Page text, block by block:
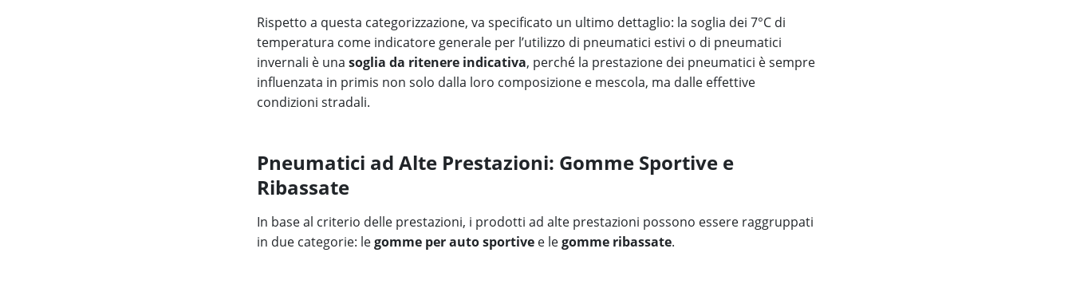
Rispetto a questa categorizzazione, va specificato un ultimo dettaglio: la soglia dei 7°C di
temperatura come indicatore generale per l’utilizzo di pneumatici estivi o di pneumatici
invernali è una soglia da ritenere indicativa, perché la prestazione dei pneumatici è sempre
influenzata in primis non solo dalla loro composizione e mescola, ma dalle effettive
condizioni stradali.
Pneumatici ad Alte Prestazioni: Gomme Sportive e
Ribassate
In base al criterio delle prestazioni, i prodotti ad alte prestazioni possono essere raggruppati
in due categorie: legomme per auto sportive e legomme ribassate.